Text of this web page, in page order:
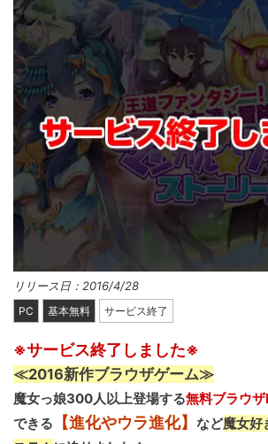
リリース日：2016/4/28
PC 基本無料 サービス終了
※サービス終了しました※
≪2016新作ブラウザゲーム≫
魔女っ娘300人以上登場する無料ブラウザ
できる
【進化やウラ進化】 など魔女好